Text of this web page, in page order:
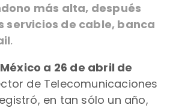
más alta, después
servicios de cable, banca
.
a 26 de abril de
de Telecomunicaciones
en tan sólo un año,